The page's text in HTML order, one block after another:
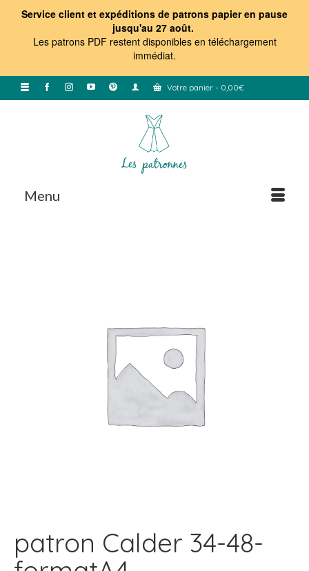
Service client et expéditions de patrons papier en pause
jusqu'au 27 août.
Les patrons PDF restent disponibles en téléchargement
immédiat.
Votre panier - 0,00€
Menu
patron Calder 34-48-